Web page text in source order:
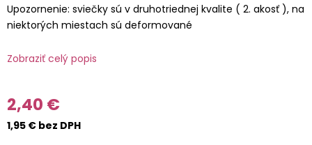
Upozornenie: sviečky sú v druhotriednej kvalite ( 2. akosť ), na
niektorých miestach sú deformované
Zobraziť celý popis
2,40 €
1,95 € bez DPH